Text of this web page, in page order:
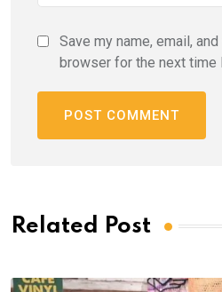
Save my name, email,
browser for the next time
Related Post